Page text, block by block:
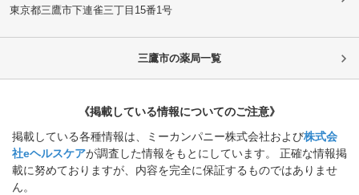
東京都三鷹市下連雀三丁目15番1号
三鷹市の薬局一覧
《掲載している情報についてのご注意》
掲載している各種情報は、ミーカンパニー株式会社および株式会
社eヘルスケアが調査した情報をもとにしています。 正確な情報掲
載に努めておりますが、内容を完全に保証するものではありませ
ん。